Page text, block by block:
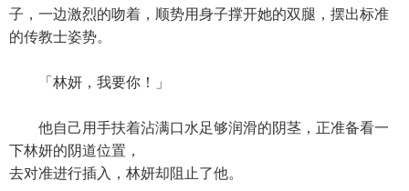
子，一边激烈的吻着，顺势用身子撑开她的双腿，摆出标准
的传教士姿势。
「林妍，我要你！」
他自己用手扶着沾满口水足够润滑的阴茎，正准备看一
下林妍的阴道位置，
去对准进行插入，林妍却阻止了他。